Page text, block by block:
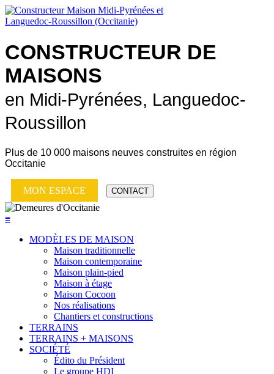
CONSTRUCTEUR DE
MAISONS
en Midi-Pyrénées, Languedoc-
Roussillon
Plus de 10 000 maisons neuves construites en région
Occitanie
MON ESPACE CONTACT
≡
MODÈLES DE MAISON
Maison traditionnelle
Maison contemporaine
Maison plain-pied
Maison à étage
Maison Cocoon
Nos réalisations
Chantiers et constructions
TERRAINS
TERRAINS + MAISONS
SOCIÉTÉ
Édito du Président
Le groupe HDI